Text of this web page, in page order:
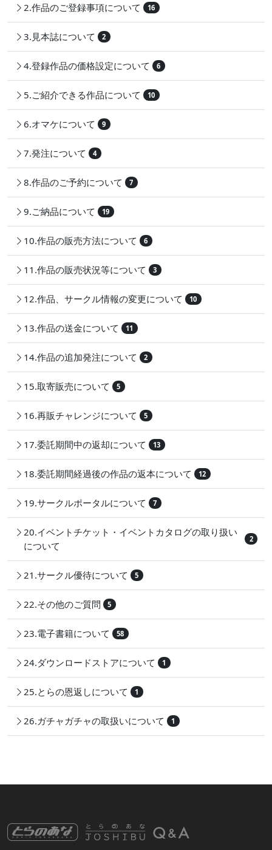
2.作品のご登録事項について 16
3.見本誌について 2
4.登録作品の価格設定について 6
5.ご紹介できる作品について 10
6.オマケについて 9
7.発注について 4
8.作品のご予約について 7
9.ご納品について 19
10.作品の販売方法について 6
11.作品の販売状況等について 3
12.作品、サークル情報の変更について 10
13.作品の送金について 11
14.作品の追加発注について 2
15.取寄販売について 5
16.再販チャレンジについて 5
17.委託期間中の返却について 13
18.委託期間経過後の作品の返本について 12
19.サークルポータルについて 7
20.イベントチケット・イベントカタログの取り扱い
について
2
21.サークル優待について 5
22.その他のご質問 5
23.電子書籍について 58
24.ダウンロードストアについて 1
25.とらの恩返しについて 1
26.ガチャガチャの取扱いについて 1